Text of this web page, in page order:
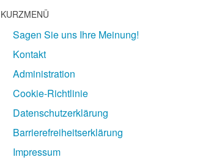
KURZMENÜ
Sagen Sie uns Ihre Meinung!
Kontakt
Administration
Cookie-Richtlinie
Datenschutzerklärung
Barrierefreiheitserklärung
Impressum